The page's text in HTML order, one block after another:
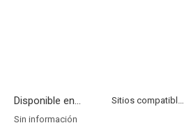
Disponible en...
Sitios compatibles
Sin información